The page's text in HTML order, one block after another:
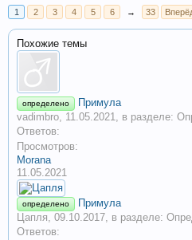
1
2 3 4 5 6 → 33
Похожие темы
определено
Примула
vadimbro, 11.05.2021, в разделе:
Ответов:
Просмотров:
Morana
11.05.2021
определено
Примула
Цапля, 09.10.2017, в разделе:
Ответов: